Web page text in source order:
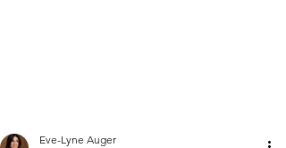
Eve-Lyne Auger